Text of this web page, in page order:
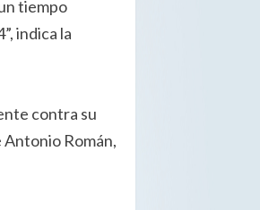
tiempo
indica la
contra su
Román,